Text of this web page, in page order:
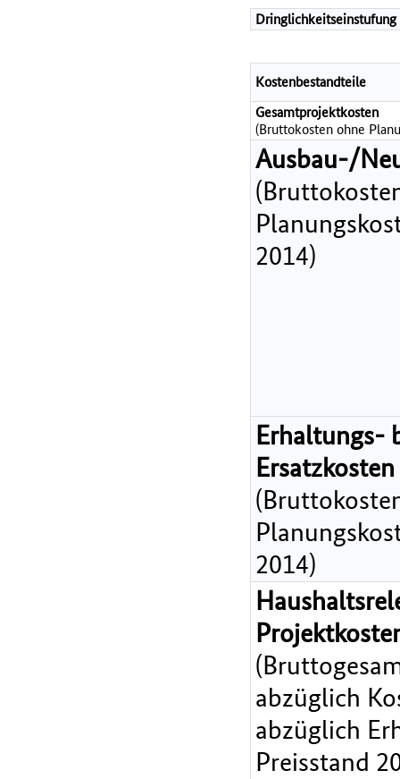
Dringlichkeitseinstufung
Kostenbestandteile
Gesamtprojektkosten
(Bruttokosten ohne
Ausbau-/
2014)
Erhaltungs-
Ersatzkosten
2014)
abzüglich
abzüglich
Preisstand